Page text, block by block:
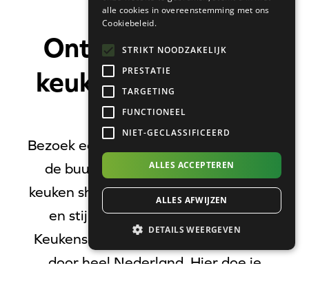
Ontdek duurzame
keukens bij Enviroo
Keukens
Bezoek een keuken showroom bij jou in
de buurt. Ben je op zoek naar een
keuken showroom waar duurzaamheid
en stijl samenkomen? Bij Enviroo
Keukens vind je showrooms verspreid
door heel Nederland. Hier doe je
alle cookies in overeenstemming met ons
Cookiebeleid.
STRIKT NOODZAKELIJK
PRESTATIE
TARGETING
FUNCTIONEEL
NIET-GECLASSIFICEERD
ALLES ACCEPTEREN
ALLES AFWIJZEN
DETAILS WEERGEVEN